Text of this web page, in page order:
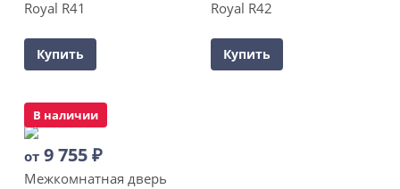
Royal R41
Купить
Royal R42
Купить
В наличии
от 9 755₽
Межкомнатная дверь